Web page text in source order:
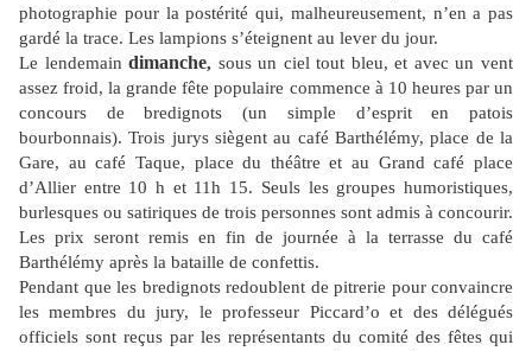
photographie pour la postérité qui, malheureusement, n’en a pas
gardé la trace. Les lampions s’éteignent au lever du jour.
Le lendemaindimanche, sous un ciel tout bleu, et avec un vent
assez froid, la grande fête populaire commence à 10 heures par un
concours de bredignots (un simple d’esprit en patois
bourbonnais). Trois jurys siègent au café Barthélémy, place de la
Gare, au café Taque, place du théâtre et au Grand café place
d’Allier entre 10 h et 11h 15. Seuls les groupes humoristiques,
burlesques ou satiriques de trois personnes sont admis à concourir.
Les prix seront remis en fin de journée à la terrasse du café
Barthélémy après la bataille de confettis.
Pendant que les bredignots redoublent de pitrerie pour convaincre
les membres du jury, le professeur Piccard’o et des délégués
officiels sont reçus par les représentants du comité des fêtes qui